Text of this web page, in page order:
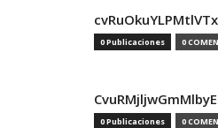
0 Publicaciones 0
0 Publicaciones 0